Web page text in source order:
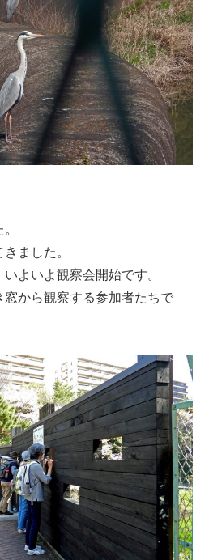
ました。
よいよ観察会開始です。
から観察する参加者たちで